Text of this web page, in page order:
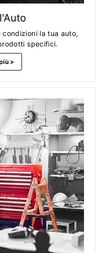
la tua auto,
specifici.
>